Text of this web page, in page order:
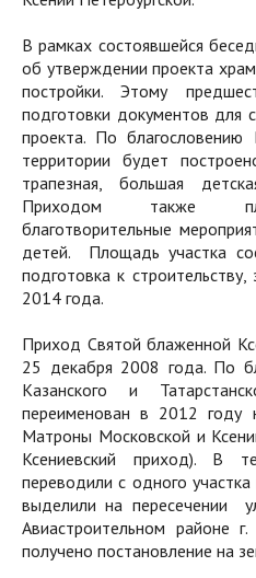
В рамках состоявшейся
об утверждении проекта
постройки. Этому
подготовки документов для
проекта. По благословению
территории будет
трапезная, большая
Приходом также
благотворительные
детей. Площадь участка
подготовка к
2014 года.
Приход Святой блаженной
25 декабря 2008 года. По
Казанского и
переименован в 2012 году
Матроны Московской и
Ксениевский приход). В
переводили с одного
выделили на пересечении
Авиастроительном районе
получено постановление на